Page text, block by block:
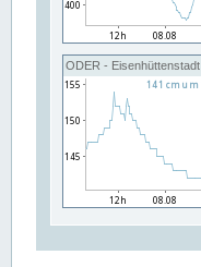
ODER - Eisenhüttenstadt